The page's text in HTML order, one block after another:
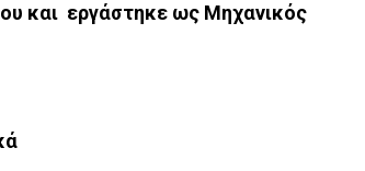
και εργάστηκε ως Μηχανικός